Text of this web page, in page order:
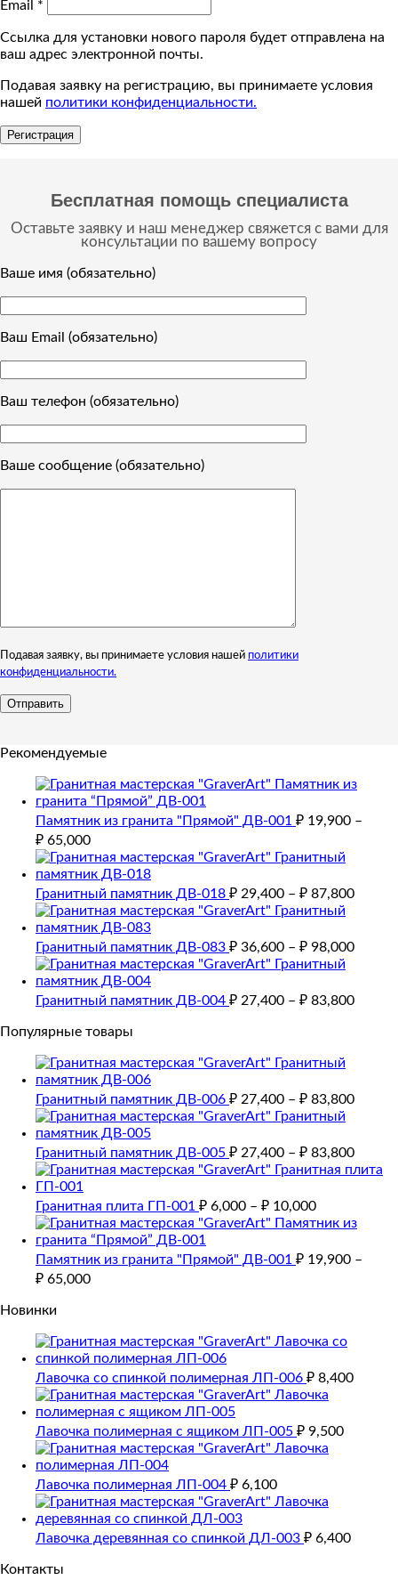
Email *
Ссылка для установки нового пароля будет отправлена ​​на
ваш адрес электронной почты.
Подавая заявку на регистрацию, вы принимаете условия
нашей политики конфиденциальности.
Регистрация
Бесплатная помощь специалиста
Оставьте заявку и наш менеджер свяжется с вами для
консультации по вашему вопросу
Ваше имя (обязательно)
Ваш Email (обязательно)
Ваш телефон (обязательно)
Ваше сообщение (обязательно)
Подавая заявку, вы принимаете условия нашей политики
конфиденциальности.
Рекомендуемые
Памятник из гранита "Прямой" ДВ-001 ₽ 19,900 –
₽ 65,000
Гранитный памятник ДВ-018 ₽ 29,400 – ₽ 87,800
Гранитный памятник ДВ-083 ₽ 36,600 – ₽ 98,000
Гранитный памятник ДВ-004 ₽ 27,400 – ₽ 83,800
Популярные товары
Гранитный памятник ДВ-006 ₽ 27,400 – ₽ 83,800
Гранитный памятник ДВ-005 ₽ 27,400 – ₽ 83,800
Гранитная плита ГП-001 ₽ 6,000 – ₽ 10,000
Памятник из гранита "Прямой" ДВ-001 ₽ 19,900 –
₽ 65,000
Новинки
Лавочка со спинкой полимерная ЛП-006 ₽ 8,400
Лавочка полимерная с ящиком ЛП-005 ₽ 9,500
Лавочка полимерная ЛП-004 ₽ 6,100
Лавочка деревянная со спинкой ДЛ-003 ₽ 6,400
Контакты